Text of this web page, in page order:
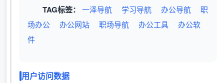
TAG标签： 一泽导航 学习导航 办公导航
职
场办公
办公网站 职场导航 办公工具
办公软
件
用户访问数据